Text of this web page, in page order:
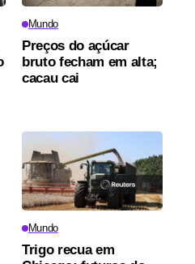
Mundo
Preços do açúcar
bruto fecham em alta;
cacau cai
Mundo
Trigo recua em